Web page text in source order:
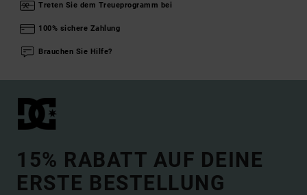
Treten Sie dem Treueprogramm bei
100% sichere Zahlung
Brauchen Sie Hilfe?
15% RABATT AUF DEINE
ERSTE BESTELLUNG